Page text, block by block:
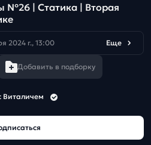
№26 | Статика | Вторая
2024 г., 13:00 Еще
Добавить в подборку
Виталичем